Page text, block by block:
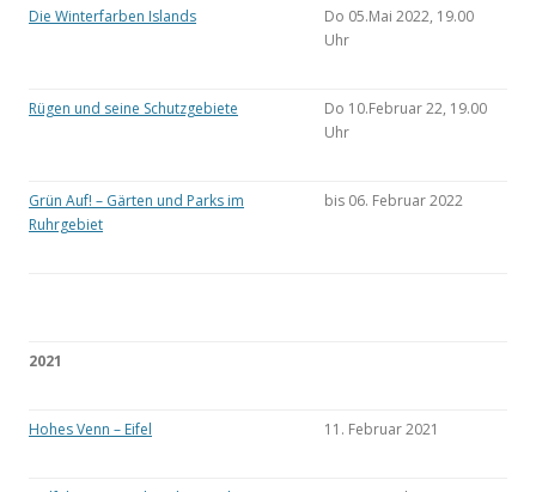
Die Winterfarben Islands
Do 05.Mai 2022, 19.00
Uhr
Rügen und seine Schutzgebiete
Do 10.Februar 22, 19.00
Uhr
Grün Auf! – Gärten und Parks im
Ruhrgebiet
bis 06. Februar 2022
2021
Hohes Venn – Eifel 11. Februar 2021